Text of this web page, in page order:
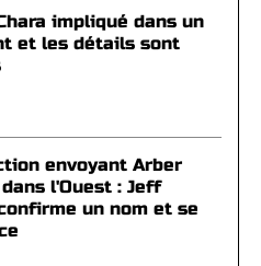
impliqué dans un
et les détails sont
envoyant Arber
l'Ouest : Jeff
un nom et se